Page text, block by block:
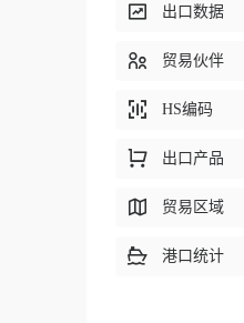
出口数据
贸易伙伴
HS编码
出口产品
贸易区域
港口统计